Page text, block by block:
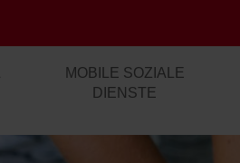
MOBILE SOZIALE
DIENSTE